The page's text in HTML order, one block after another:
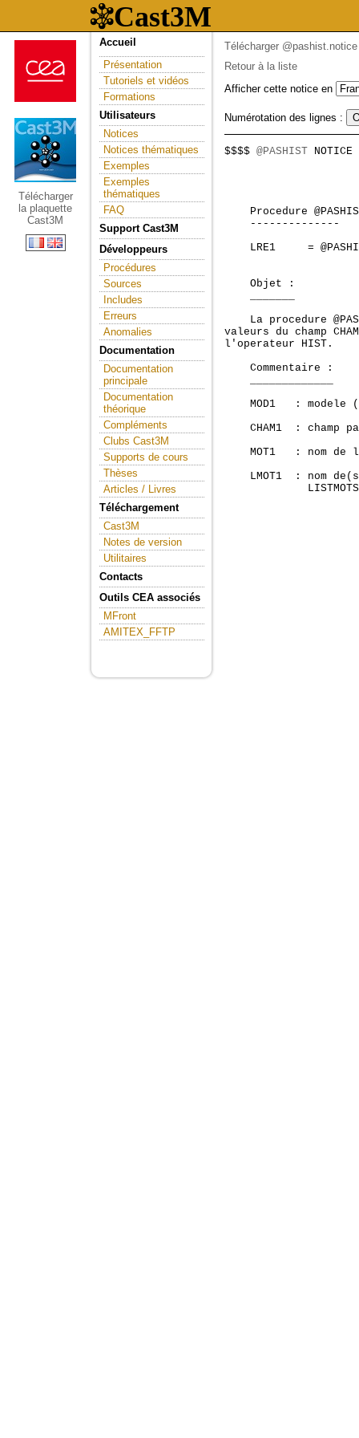
Télécharger
la plaquette
Cast3M
Accueil
Présentation
Tutoriels et vidéos
Formations
Utilisateurs
Notices
Notices thématiques
Exemples
Exemples
thématiques
FAQ
Support Cast3M
Développeurs
Procédures
Sources
Includes
Erreurs
Anomalies
Documentation
Documentation
principale
Documentation
théorique
Compléments
Clubs Cast3M
Supports de cours
Thèses
Articles / Livres
Téléchargement
Cast3M
Notes de version
Utilitaires
Contacts
Outils CEA associés
MFront
AMITEX_FFTP
Télécharger @pashist.notice
Retour à la liste
Afficher cette notice en
Numérotation des lignes :
$$$$ @PASHIST
Procedure
    --------------
LRE1     =
    Objet :
La procedure
valeurs du champ
l'operateur HIST.
    Commentaire :
MOD1   : modele
CHAM1  : champ
MOT1   : nom de
LMOT1  : nom